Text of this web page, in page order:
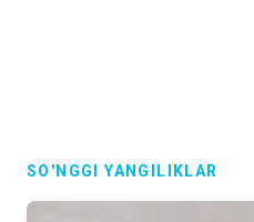
SO'NGGI YANGILIKLAR